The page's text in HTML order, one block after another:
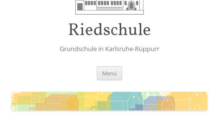
Riedschule
Grundschule in Karlsruhe-Rüppurr
Menü